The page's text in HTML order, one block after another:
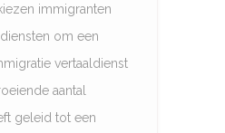
immigranten
om een
vertaaldienst
aantal
geleid tot een